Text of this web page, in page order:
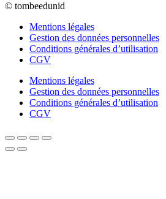
© tombeedunid
Mentions légales
Gestion des données personnelles
Conditions générales d’utilisation
CGV
Mentions légales
Gestion des données personnelles
Conditions générales d’utilisation
CGV